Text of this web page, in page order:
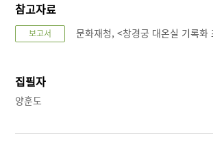
참고자료
보고서 문화재청, <창경궁 대온실 기록
집필자
양훈도